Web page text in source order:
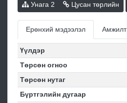
Унага 2 Цусан төрлийн
Ерөнхий мэдээлэл Амжилт
Үүлдэр
Төрсөн огноо
Төрсөн нутаг
Бүртгэлийн дугаар